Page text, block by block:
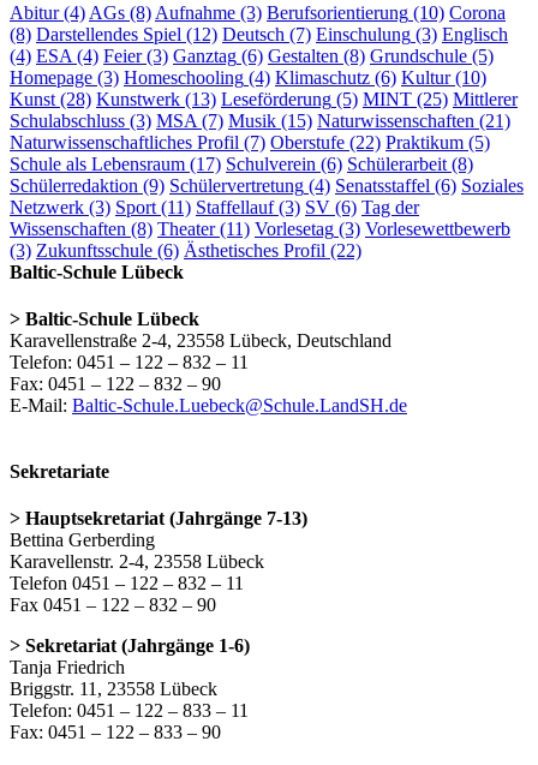
Abitur(4) AGs (8) Aufnahme (3) Berufsorientierung (10) Corona
(8) Darstellendes Spiel (12) Deutsch (7) Einschulung (3) Englisch
(4) ESA (4) Feier(3) Ganztag (6) Gestalten (8) Grundschule (5)
Homepage (3) Homeschooling (4) Klimaschutz (6) Kultur(10)
Kunst (28) Kunstwerk (13) Leseförderung (5) MINT (25) Mittlerer
Schulabschluss (3) MSA (7) Musik (15) Naturwissenschaften (21)
Naturwissenschaftliches Profil (7) Oberstufe (22) Praktikum (5)
Schule als Lebensraum (17) Schulverein (6) Schülerarbeit (8)
Schülerredaktion (9) Schülervertretung (4) Senatsstaffel (6) Soziales
Netzwerk (3) Sport (11) Staffellauf(3) SV (6) Tag der
Wissenschaften (8) Theater(11) Vorlesetag (3) Vorlesewettbewerb
(3) Zukunftsschule (6) Ästhetisches Profil (22)
Baltic-Schule Lübeck
> Baltic-Schule Lübeck
Karavellenstraße 2-4, 23558 Lübeck, Deutschland
Telefon: 0451 – 122 – 832 – 11
Fax: 0451 – 122 – 832 – 90
E-Mail: Baltic-Schule.Luebeck@Schule.LandSH.de
Sekretariate
> Hauptsekretariat (Jahrgänge 7-13)
Bettina Gerberding
Karavellenstr. 2-4, 23558 Lübeck
Telefon 0451 – 122 – 832 – 11
Fax 0451 – 122 – 832 – 90
> Sekretariat (Jahrgänge 1-6)
Tanja Friedrich
Briggstr. 11, 23558 Lübeck
Telefon: 0451 – 122 – 833 – 11
Fax: 0451 – 122 – 833 – 90